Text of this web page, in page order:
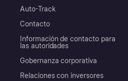
Auto-Track
Contacto
Información de contacto para
las autoridades
Gobernanza corporativa
Relaciones con inversores